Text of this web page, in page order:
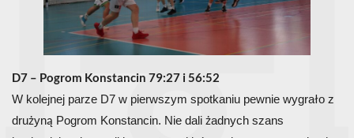
D7 – Pogrom Konstancin 79:27 i 56:52
W kolejnej parze D7 w pierwszym spotkaniu pewnie wygrało z
drużyną Pogrom Konstancin. Nie dali żadnych szans